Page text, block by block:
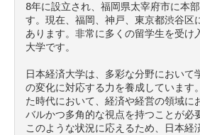
8年に設立され、福岡県太宰府市に本
す。現在、福岡、神戸、東京都渋谷区
あります。非常に多くの留学生を受け
大学です。
日本経済大学は、多彩な分野において
の変化に対応する力を養成しています
た時代において、経済や経営の領域に
バルかつ多角的な視点を持つことが必
このような状況に応えるため、日本経